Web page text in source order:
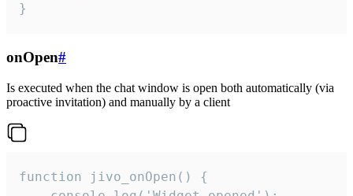
}
onOpen#
Is executed when the chat window is open both automatically (via
proactive invitation) and manually by a client
function jivo_onOpen() {